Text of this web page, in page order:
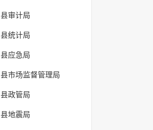
县审计局
县统计局
县应急局
县市场监督管理局
县政管局
县地震局